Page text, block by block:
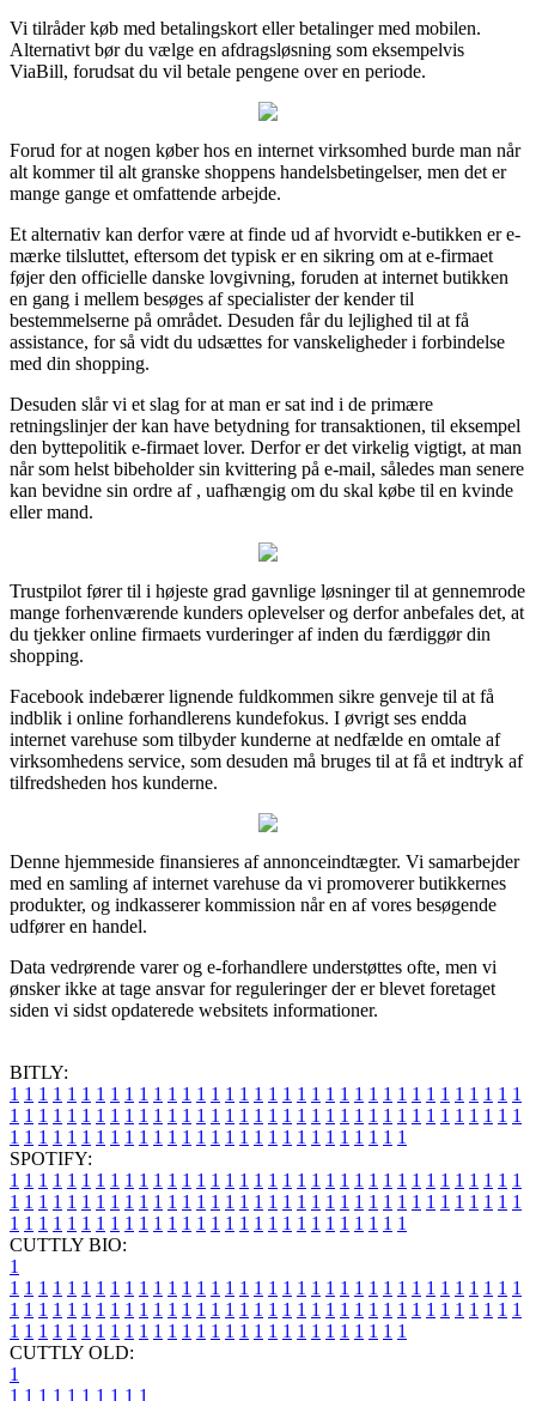
Vi tilråder køb med betalingskort eller betalinger med mobilen.
Alternativt bør du vælge en afdragsløsning som eksempelvis
ViaBill, forudsat du vil betale pengene over en periode.
Forud for at nogen køber hos en internet virksomhed burde man når
alt kommer til alt granske shoppens handelsbetingelser, men det er
mange gange et omfattende arbejde.
Et alternativ kan derfor være at finde ud af hvorvidt e-butikken er e-
mærke tilsluttet, eftersom det typisk er en sikring om at e-firmaet
føjer den officielle danske lovgivning, foruden at internet butikken
en gang i mellem besøges af specialister der kender til
bestemmelserne på området. Desuden får du lejlighed til at få
assistance, for så vidt du udsættes for vanskeligheder i forbindelse
med din shopping.
Desuden slår vi et slag for at man er sat ind i de primære
retningslinjer der kan have betydning for transaktionen, til eksempel
den byttepolitik e-firmaet lover. Derfor er det virkelig vigtigt, at man
når som helst bibeholder sin kvittering på e-mail, således man senere
kan bevidne sin ordre af , uafhængig om du skal købe til en kvinde
eller mand.
Trustpilot fører til i højeste grad gavnlige løsninger til at gennemrode
mange forhenværende kunders oplevelser og derfor anbefales det, at
du tjekker online firmaets vurderinger af inden du færdiggør din
shopping.
Facebook indebærer lignende fuldkommen sikre genveje til at få
indblik i online forhandlerens kundefokus. I øvrigt ses endda
internet varehuse som tilbyder kunderne at nedfælde en omtale af
virksomhedens service, som desuden må bruges til at få et indtryk af
tilfredsheden hos kunderne.
Denne hjemmeside finansieres af annonceindtægter. Vi samarbejder
med en samling af internet varehuse da vi promoverer butikkernes
produkter, og indkasserer kommission når en af vores besøgende
udfører en handel.
Data vedrørende varer og e-forhandlere understøttes ofte, men vi
ønsker ikke at tage ansvar for reguleringer der er blevet foretaget
siden vi sidst opdaterede websitets informationer.
BITLY:
1 1 1 1 1 1 1 1 1 1 1 1 1 1 1 1 1 1 1 1 1 1 1 1 1 1 1 1 1 1 1 1 1 1 1 1
1 1 1 1 1 1 1 1 1 1 1 1 1 1 1 1 1 1 1 1 1 1 1 1 1 1 1 1 1 1 1 1 1 1 1 1
1 1 1 1 1 1 1 1 1 1 1 1 1 1 1 1 1 1 1 1 1 1 1 1 1 1 1 1
SPOTIFY:
1 1 1 1 1 1 1 1 1 1 1 1 1 1 1 1 1 1 1 1 1 1 1 1 1 1 1 1 1 1 1 1 1 1 1 1
1 1 1 1 1 1 1 1 1 1 1 1 1 1 1 1 1 1 1 1 1 1 1 1 1 1 1 1 1 1 1 1 1 1 1 1
1 1 1 1 1 1 1 1 1 1 1 1 1 1 1 1 1 1 1 1 1 1 1 1 1 1 1 1
CUTTLY BIO:
1
1 1 1 1 1 1 1 1 1 1 1 1 1 1 1 1 1 1 1 1 1 1 1 1 1 1 1 1 1 1 1 1 1 1 1 1
1 1 1 1 1 1 1 1 1 1 1 1 1 1 1 1 1 1 1 1 1 1 1 1 1 1 1 1 1 1 1 1 1 1 1 1
1 1 1 1 1 1 1 1 1 1 1 1 1 1 1 1 1 1 1 1 1 1 1 1 1 1 1 1
CUTTLY OLD:
1
1 1 1 1 1 1 1 1 1 1